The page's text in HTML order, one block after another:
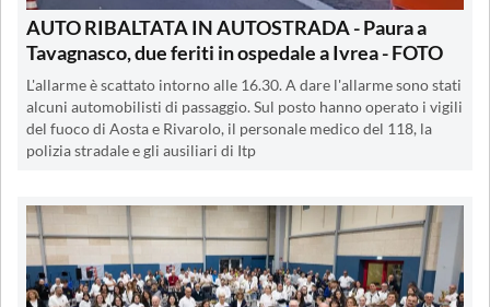
AUTO RIBALTATA IN AUTOSTRADA - Paura a
Tavagnasco, due feriti in ospedale a Ivrea - FOTO
L'allarme è scattato intorno alle 16.30. A dare l'allarme sono stati
alcuni automobilisti di passaggio. Sul posto hanno operato i vigili
del fuoco di Aosta e Rivarolo, il personale medico del 118, la
polizia stradale e gli ausiliari di Itp